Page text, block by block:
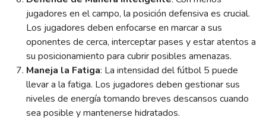
jugadores en el campo, la posición defensiva es crucial.
Los jugadores deben enfocarse en marcar a sus
oponentes de cerca, interceptar pases y estar atentos a
su posicionamiento para cubrir posibles amenazas.
Maneja la Fatiga: La intensidad del fútbol 5 puede
llevar a la fatiga. Los jugadores deben gestionar sus
niveles de energía tomando breves descansos cuando
sea posible y mantenerse hidratados.